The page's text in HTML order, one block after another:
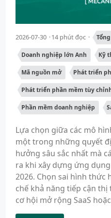
2026-07-30 14 phút đọc
Doanh nghiệp lớn Anh Kỹ
Mã nguồn mở Phát triển
Phát triển phần mềm tùy
Phần mềm doanh nghiệp
Lựa chọn giữa các mô
một trong những quyết
hưởng sâu sắc nhất mà
ra khi xây dựng ứng
2026. Chọn sai hình thức
chế khả năng tiếp cận
cơ hội mở rộng SaaS